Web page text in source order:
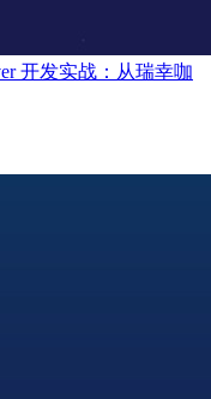
开发实战：从瑞幸咖